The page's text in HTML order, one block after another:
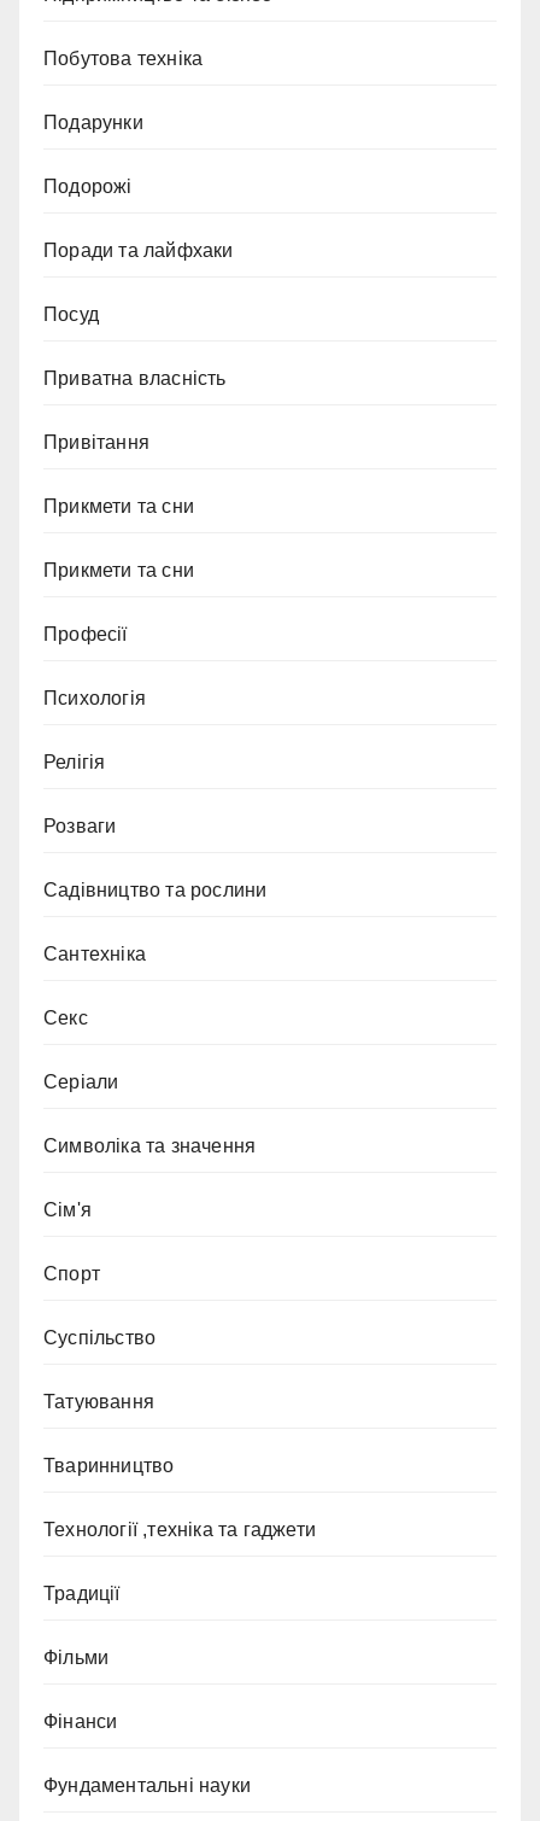
Побутова техніка
Подарунки
Подорожі
Поради та лайфхаки
Посуд
Приватна власність
Привітання
Прикмети та сни
Прикмети та сни
Професії
Психологія
Релігія
Розваги
Садівництво та рослини
Сантехніка
Секс
Серіали
Символіка та значення
Сім'я
Спорт
Суспільство
Татуювання
Тваринництво
Технології ,техніка та гаджети
Традиції
Фільми
Фінанси
Фундаментальні науки